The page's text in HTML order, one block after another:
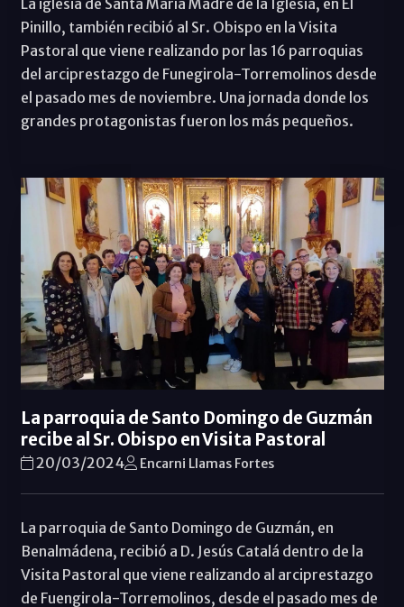
La iglesia de Santa María Madre de la Iglesia, en El
Pinillo, también recibió al Sr. Obispo en la Visita
Pastoral que viene realizando por las 16 parroquias
del arciprestazgo de Funegirola-Torremolinos desde
el pasado mes de noviembre. Una jornada donde los
grandes protagonistas fueron los más pequeños.
La parroquia de Santo Domingo de Guzmán
recibe al Sr. Obispo en Visita Pastoral
20/03/2024 Encarni Llamas Fortes
La parroquia de Santo Domingo de Guzmán, en
Benalmádena, recibió a D. Jesús Catalá dentro de la
Visita Pastoral que viene realizando al arciprestazgo
de Fuengirola-Torremolinos, desde el pasado mes de